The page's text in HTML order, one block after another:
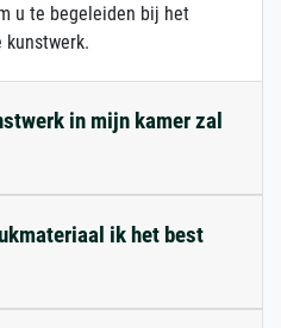
u te begeleiden bij het
in mijn kamer zal
ik het best